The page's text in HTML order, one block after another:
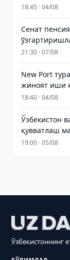
18:45 · 04/08
Сенат
21:30 · 07/08
New Port
жиноят иши
18:40 · 04/08
Ўзбекистон
қувватлаш
19:00 · 05/08
Ўзбекистоннинг